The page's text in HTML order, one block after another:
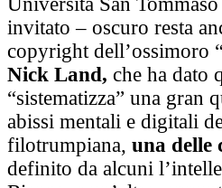
invitato – oscuro resta
copyright dell’ossimoro
Nick Land, che ha dato
“sistematizza” una gran
abissi mentali e digitali
filotrumpiana, una delle
definito da alcuni